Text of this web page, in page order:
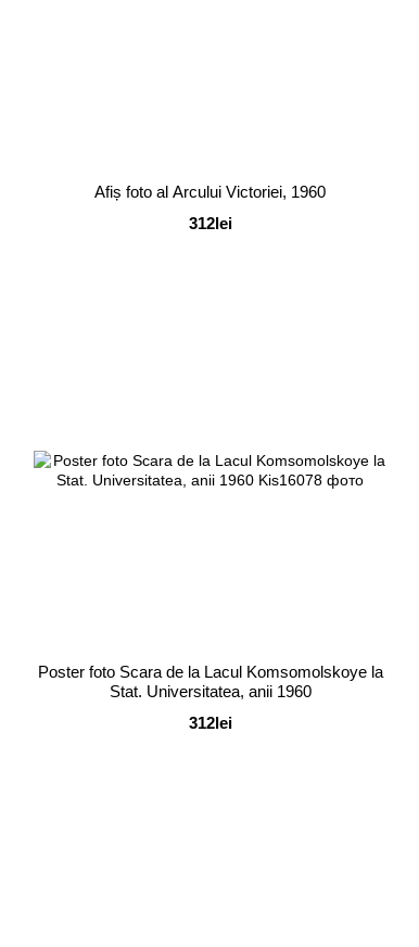
Afiș foto al Arcului Victoriei, 1960
312lei
Poster foto Scara de la Lacul Komsomolskoye la
Stat. Universitatea, anii 1960
312lei